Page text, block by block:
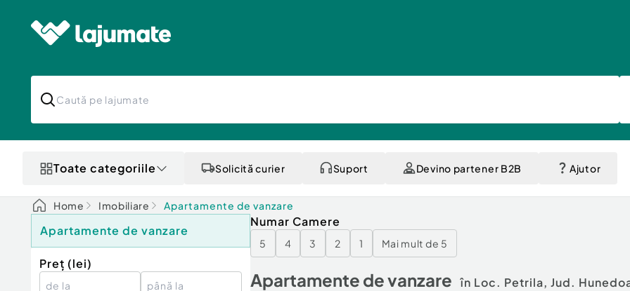
Toate categoriile Solicită curier Suport Devino partener B2B Ajutor
Home Imobiliare Apartamente de vanzare
Apartamente de vanzare
Preț (lei)
Numar Camere
5 4 3 2 1 Mai mult de 5
Apartamente de vanzare în Loc. Petrila, Jud.